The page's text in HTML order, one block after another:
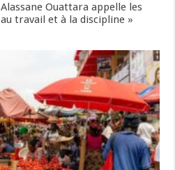
Ouattara appelle les
travail et à la discipline »